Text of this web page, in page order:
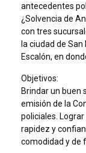
antecedentes
¿Solvencia de
con tres
la ciudad de
Escalón, en
Objetivos:
Brindar un buen
emisión de la
policiales.
rapidez y
comodidad y de